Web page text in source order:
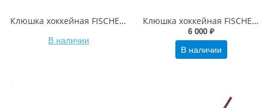
Клюшка хоккейная FISCHER FX 2 sr
В наличии
Клюшка хоккейная FISCHER CT250
6 000 ₽
В наличии